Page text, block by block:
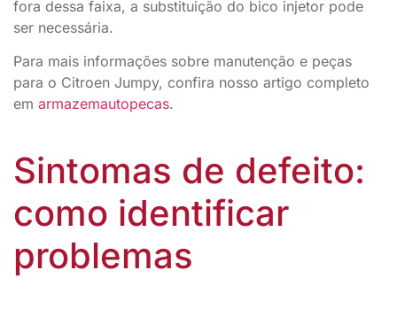
fora dessa faixa, a substituição do bico injetor pode
ser necessária.
Para mais informações sobre manutenção e peças
para o Citroen Jumpy, confira nosso artigo completo
em armazemautopecas.
Sintomas de defeito:
como identificar
problemas